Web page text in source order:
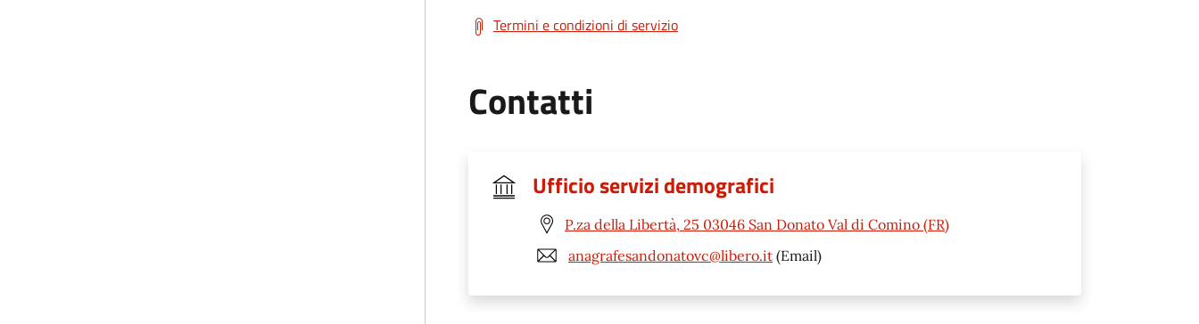
Termini e condizioni di servizio
Contatti
Ufficio servizi demografici
P.za della Libertà, 25 03046 San Donato Val di Comino (FR)
anagrafesandonatovc@libero.it (Email)